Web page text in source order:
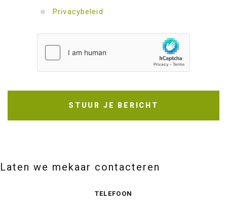
Privacybeleid
STUUR JE BERICHT
Laten we mekaar contacteren
TELEFOON